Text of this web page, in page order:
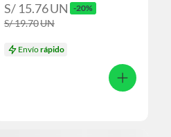
S/ 15.76UN -20%
S/ 19.70UN
Envíorápido